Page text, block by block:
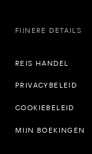
FIJNERE DETAILS
REIS HANDEL
PRIVACYBELEID
COOKIEBELEID
MIJN BOEKINGEN